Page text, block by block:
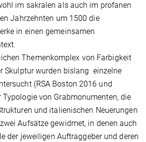
im sakralen als auch im profanen
Jahrzehnten um 1500 die
in einen gemeinsamen
Themenkomplex von Farbigkeit
Skulptur wurden bislang einzelne
(RSA Boston 2016 und
Typologie von Grabmonumenten, die
und italienischen Neuerungen
Aufsätze gewidmet, in denen auch
der jeweiligen Auftraggeber und deren